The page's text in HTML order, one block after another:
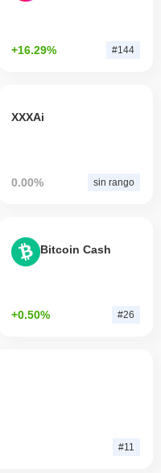
+16.29% #144
XXXAi
0.00% sin rango
Bitcoin Cash
+0.50% #26
#11